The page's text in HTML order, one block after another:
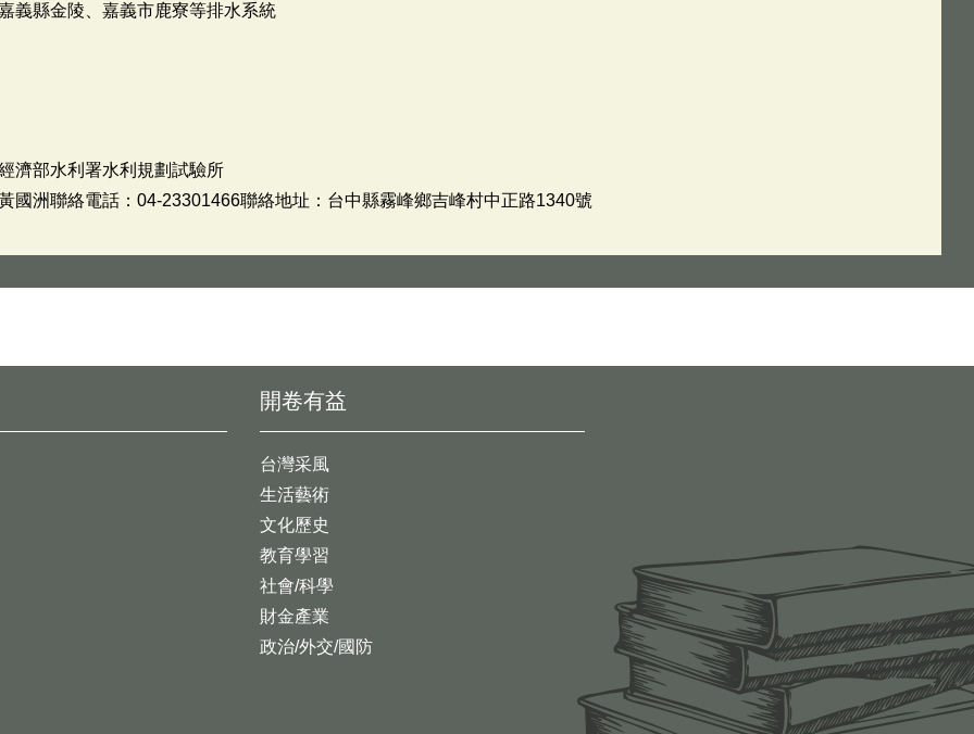
義縣金陵、嘉義市鹿寮等排水系統
濟部水利署水利規劃試驗所
國洲聯絡電話：04-23301466聯絡地址：台中縣霧峰鄉吉峰村中正路1340號
開卷有益
台灣采風
生活藝術
文化歷史
教育學習
社會/科學
財金產業
政治/外交/國防